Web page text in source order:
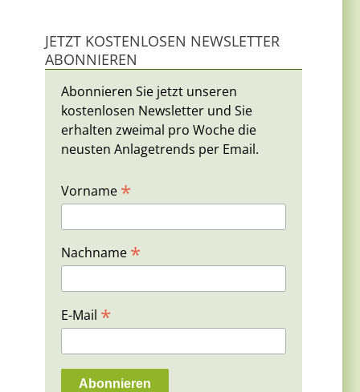
JETZT KOSTENLOSEN NEWSLETTER
ABONNIEREN
Abonnieren Sie jetzt unseren
kostenlosen Newsletter und Sie
erhalten zweimal pro Woche die
neusten Anlagetrends per Email.
Vorname *
Nachname *
E-Mail *